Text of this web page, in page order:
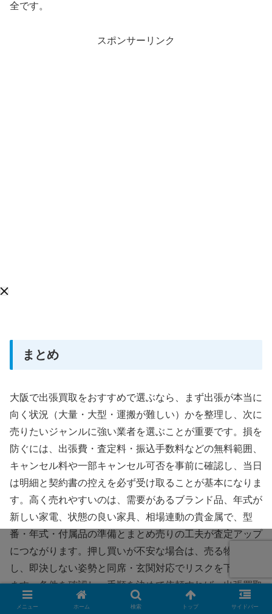
全です。
スポンサーリンク
まとめ
大阪で出張買取をおすすめで選ぶなら、まず出張が本当に
向く状況（大量・大型・運搬が難しい）かを整理し、次に
売りたいジャンルに強い業者を選ぶことが重要です。損を
防ぐには、出張費・査定料・振込手数料などの無料範囲、
キャンセル料や一部キャンセル可否を事前に確認し、当日
は明細と契約書の控えを必ず受け取ることが基本になりま
す。高く売れやすいのは、需要があるブランド品、年式が
新しい家電、状態の良い家具、相場連動の貴金属で、型
番・年式・付属品の準備とまとめ売りの工夫が査定アップ
につながります。押し買いが不安な場合は、売る物を限定
し、即決しない姿勢と同席・玄関対応でリスクを下げられ
ます。条件を確認し、手順を決めて依頼すれば、出張買取
は大阪でも効率よく納得感のある売却手段になります。
メニュー ホーム 検索 トップ サイドバー